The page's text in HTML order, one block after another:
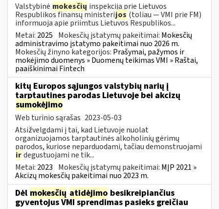
Valstybinė mokesčių inspekcija prie Lietuvos
Respublikos finansų ministerijos (toliau — VMI prie FM)
informuoja apie priimtus Lietuvos Respublikos...
Metai: 2025 Mokesčių įstatymų pakeitimai: Mokesčių
administravimo įstatymo pakeitimai nuo 2026 m.
Mokesčių žinyno kategorijos: Prašymai, pažymos ir
mokėjimo duomenys » Duomenų teikimas VMI » Raštai,
paaiškinimai Fintech
kitų Europos sąjungos valstybių narių į
tarptautines parodas Lietuvoje bei akcizų
sumokėjimo
Web turinio sąrašas 2023-05-03
Atsižvelgdami į tai, kad Lietuvoje nuolat
organizuojamos tarptautinės alkoholinių gėrimų
parodos, kuriose neparduodami, tačiau demonstruojami
irdegustuojami ne tik...
Metai: 2023 Mokesčių įstatymų pakeitimai: MĮP 2021 »
Akcizų mokesčių pakeitimai nuo 2023 m.
Dėl mokesčių atidėjimo besikreipiančius
gyventojus VMI sprendimas pasieks greičiau